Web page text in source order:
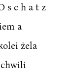
s c h a t z
a
żela
chwili